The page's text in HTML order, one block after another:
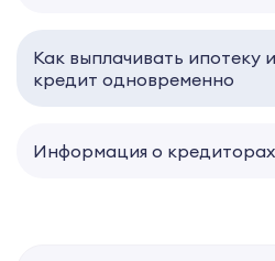
Как выплачивать ипотеку
кредит одновременно
Информация о